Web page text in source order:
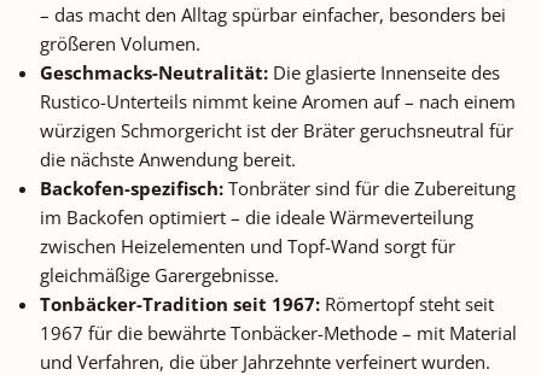
– das macht den Alltag spürbar einfacher, besonders bei
größeren Volumen.
Geschmacks-Neutralität: Die glasierte Innenseite des
Rustico-Unterteils nimmt keine Aromen auf – nach einem
würzigen Schmorgericht ist der Bräter geruchsneutral für
die nächste Anwendung bereit.
Backofen-spezifisch: Tonbräter sind für die Zubereitung
im Backofen optimiert – die ideale Wärmeverteilung
zwischen Heizelementen und Topf-Wand sorgt für
gleichmäßige Garergebnisse.
Tonbäcker-Tradition seit 1967: Römertopf steht seit
1967 für die bewährte Tonbäcker-Methode – mit Material
und Verfahren, die über Jahrzehnte verfeinert wurden.